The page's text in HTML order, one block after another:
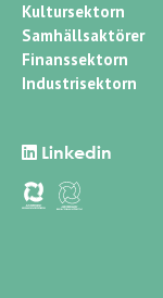
Kultursektorn
Samhällsaktörer
Finanssektorn
Industrisektorn
Linkedin